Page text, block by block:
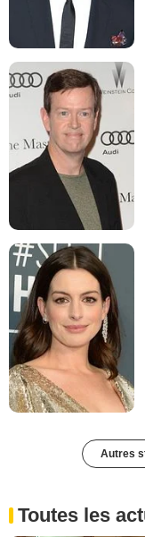
Autres
Toutes les